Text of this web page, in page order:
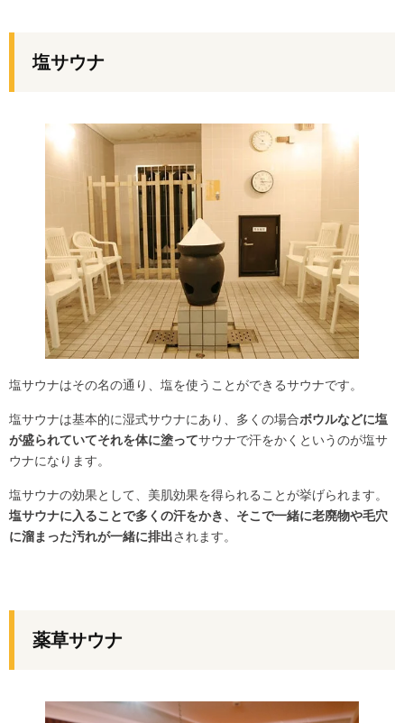
塩サウナ
塩サウナはその名の通り、塩を使うことができるサウナです。
塩サウナは基本的に湿式サウナにあり、多くの場合ボウルなどに塩
が盛られていてそれを体に塗ってサウナで汗をかくというのが塩サ
ウナになります。
塩サウナの効果として、美肌効果を得られることが挙げられます。
塩サウナに入ることで多くの汗をかき、そこで一緒に老廃物や毛穴
に溜まった汚れが一緒に排出されます。
薬草サウナ